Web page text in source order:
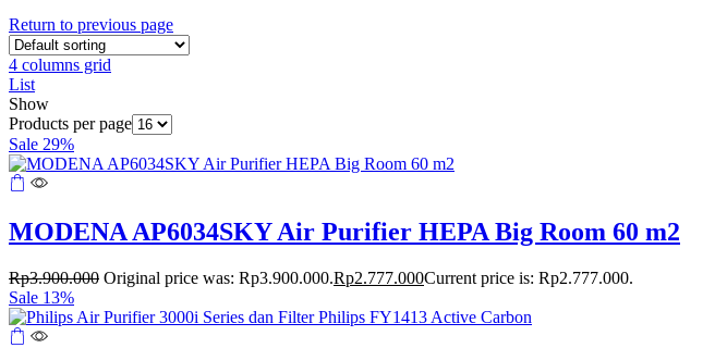
Return to previous page
4 columns grid
List
Show
Products per page
Sale 29%
MODENA AP6034SKY Air Purifier HEPA Big Room 60 m2
Rp3.900.000 Original price was: Rp3.900.000.Rp2.777.000Current price is: Rp2.777.000.
Sale 13%